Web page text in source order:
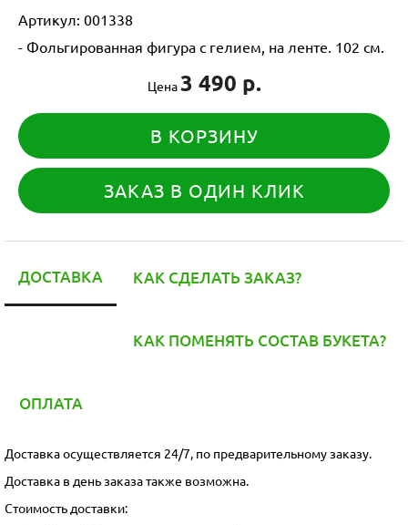
Артикул: 001338
- Фольгированная фигура с гелием, на ленте. 102 см.
Цена3 490 р.
В КОРЗИНУ
ЗАКАЗ В ОДИН КЛИК
ДОСТАВКА КАК СДЕЛАТЬ ЗАКАЗ?
КАК ПОМЕНЯТЬ СОСТАВ БУКЕТА?
ОПЛАТА
Доставка осуществляется 24/7, по предварительному заказу.
Доставка в день заказа также возможна.
Стоимость доставки: